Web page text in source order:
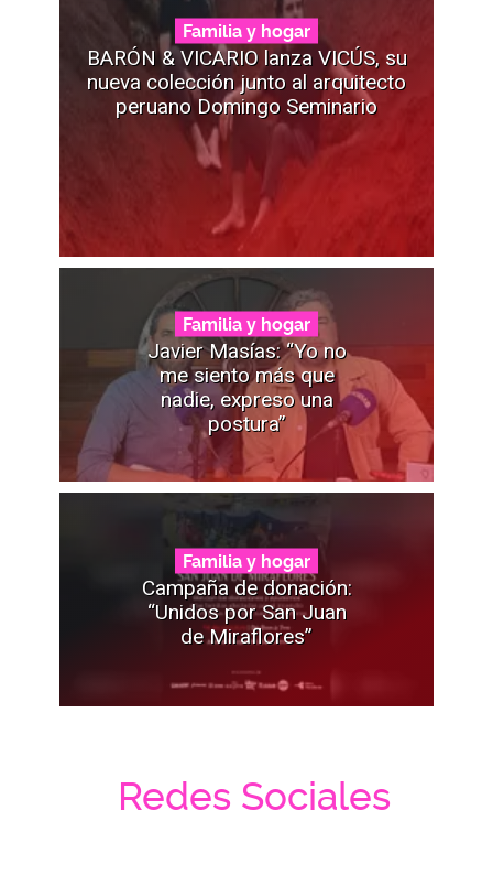
Familia y hogar
BARÓN & VICARIO lanza VICÚS, su
nueva colección junto al arquitecto
peruano Domingo Seminario
Familia y hogar
Javier Masías: “Yo no
me siento más que
nadie, expreso una
postura”
Familia y hogar
Campaña de donación:
“Unidos por San Juan
de Miraflores”
Redes Sociales